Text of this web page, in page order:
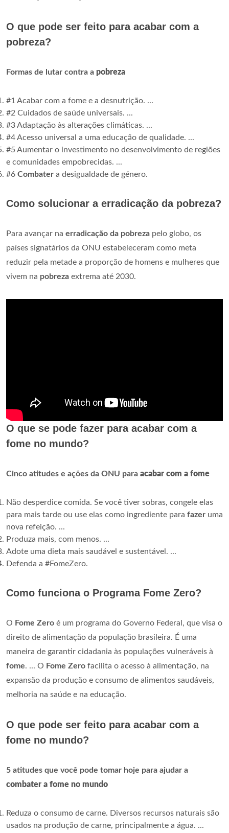
O que pode ser feito para acabar com a
pobreza?
Formas de lutar contra a pobreza
#1 Acabar com a fome e a desnutrição. ...
#2 Cuidados de saúde universais. ...
#3 Adaptação às alterações climáticas. ...
#4 Acesso universal a uma educação de qualidade. ...
#5 Aumentar o investimento no desenvolvimento de regiões
e comunidades empobrecidas. ...
#6 Combater a desigualdade de género.
Como solucionar a erradicação da pobreza?
Para avançar na erradicação da pobreza pelo globo, os
países signatários da ONU estabeleceram como meta
reduzir pela metade a proporção de homens e mulheres que
vivem na pobreza extrema até 2030.
O que se pode fazer para acabar com a
fome no mundo?
Cinco atitudes e ações da ONU para acabar com a fome
Não desperdice comida. Se você tiver sobras, congele elas
para mais tarde ou use elas como ingrediente para fazer uma
nova refeição. ...
Produza mais, com menos. ...
Adote uma dieta mais saudável e sustentável. ...
Defenda a #FomeZero.
Como funciona o Programa Fome Zero?
O Fome Zero é um programa do Governo Federal, que visa o
direito de alimentação da população brasileira. É uma
maneira de garantir cidadania às populações vulneráveis à
fome. ... O Fome Zero facilita o acesso à alimentação, na
expansão da produção e consumo de alimentos saudáveis,
melhoria na saúde e na educação.
O que pode ser feito para acabar com a
fome no mundo?
5 atitudes que você pode tomar hoje para ajudar a
combater a fome no mundo
Reduza o consumo de carne. Diversos recursos naturais são
usados ​na produção de carne, principalmente a água. ...